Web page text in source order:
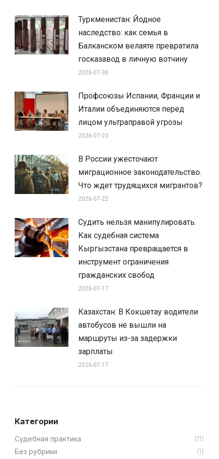
Туркменистан: Йодное
наследство: как семья в
Балканском велаяте превратила
госказавод в личную вотчину
2026-07-30
Профсоюзы Испании, Франции и
Италии объединяются перед
лицом ультраправой угрозы
2026-07-23
В России ужесточают
миграционное законодательство.
Что ждет трудящихся мигрантов?
2026-07-22
Судить нельзя манипулировать.
Как судебная система
Кыргызстана превращается в
инструмент ограничения
гражданских свобод
2026-07-17
Казахстан: В Кокшетау водители
автобусов не вышли на
маршруты из-за задержки
зарплаты
2026-07-17
Категории
Cудебная практика
(11)
Без рубрики
(1)